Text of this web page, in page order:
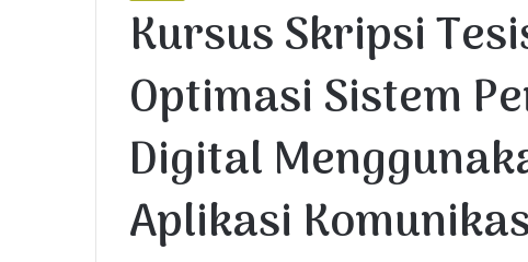
Kursus Skripsi
Optimasi Sistem
Digital
Aplikasi